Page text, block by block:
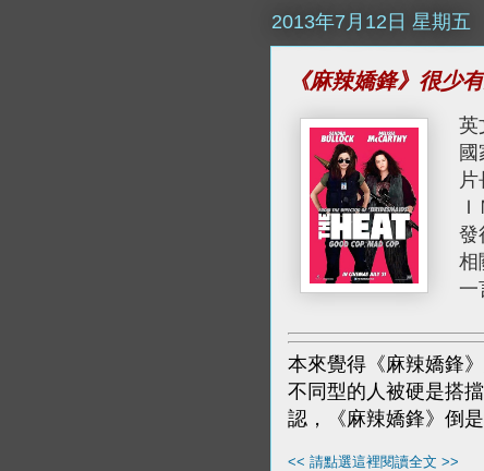
2013年7月12日 星期五
《麻辣嬌鋒》很少
英
發
相
一
本來覺得《麻辣嬌鋒
不同型的人被硬是搭
認，《麻辣嬌鋒》倒
<< 請點選這裡閱讀全文 >>